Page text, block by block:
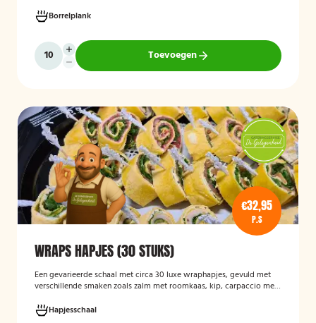
smaakvolle vegetarische snacks en biedt een afwisselend
assortiment voor gasten die geen vlees eten.
Borrelplank
Toevoegen
€32,95
P.S
WRAPS HAPJES (30 STUKS)
Een gevarieerde schaal met circa 30 luxe wraphapjes, gevuld met
verschillende smaken zoals zalm met roomkaas, kip, carpaccio met
Ideaal als borrelhapje voor feestjes, recepties of zakelijke
bijeenkomsten. De wraps zijn vers bereid en aantrekkelijk
Hapjesschaal